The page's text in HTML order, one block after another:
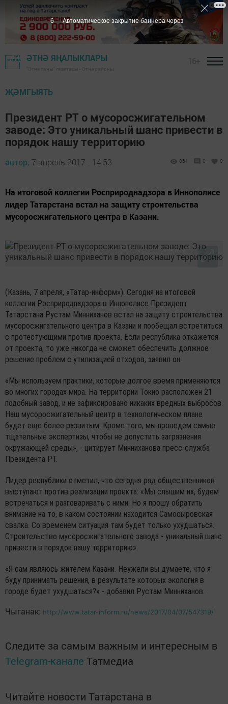
ӘТНӘ ЯҢАЛЫКЛАРЫ
ҖӘМГЫЯТЬ
Президент РТ о мусоросжигательном
заводе: Это уникальный шанс привести в
порядок нашу территорию
автор, 7 апрель 2017 - 14:53 861 0 0
На итоговой коллегии Росприроднадзора в Иннополисе
лидер Татарстана встал на защиту строительства
мусоросжигательного центра в Казани.
(Казань, 7 апреля, «Татар-информ»). Сегодня на итоговой
коллегии Росприроднадзора в Иннополисе Президент
Татарстана Рустам Минниханов встал на защиту строительства
мусоросжигательного центра в Казани и пообещал встретиться
с протестующими против проекта. Если республика откажется
от проекта, то уже никогда не сможет обеспечить должное
решение проблем с утилизацией отходов, заявил он.
«Мы используем практики, которые долгое время применяются
во многих городах мира. На территории Токио расположен 21
подобный завод, и не зафиксировано никаких вредных выбросов.
Наш мусоросжигательный центр в технологическом плане
будет еще более развитым. Кроме того, мы проведем самые
тщательные экспертизы, чтобы не допустить загрязнения
окружающей среды», - цитирует Минниханова пресс-служба
Президента РТ.
Лидер республики отметил, что сегодня ряд общественников
выступают против реализации проекта: «Мы слышим их, будем
встречаться и разговаривать с ними. Но я прошу обратить
внимание на то, в каком состоянии находится Самосыровская
свалка. Со временем ситуация там будет только ухудшаться.
Строительство мусоросжигательного завода - уникальный шанс
привести в порядок нашу территорию».
«Я сам являюсь жителем Казани. Неужели вы думаете, что я
буду принимать решения, в результате которых экология в
городе будет ухудшаться?» - добавил Рустам Минниханов.
Чыганак: http://www.tatar-inform.ru/news/2017/04/07/547319/
Следите за самым важным и интересным в
Telegram-канале Татмедиа
Читайте новости Татарстана в
5 Автоматическое закрытие баннера через